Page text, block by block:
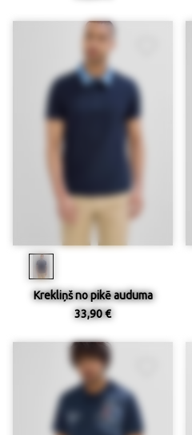
Krekliņš no pikē auduma
33,90 €